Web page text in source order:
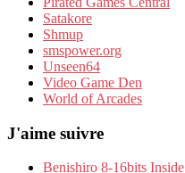
Satakore
Shmup
smspower.org
Unseen64
Video Game Den
World of Arcades
J'aime suivre
Benishiro 8-16bits Inside